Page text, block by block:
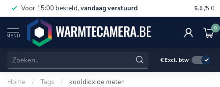
Voor 15:00 besteld, vandaag verstuurd Gratis
5.0 /5.0
MENU
0
€Excl. btw
Home / Tags / kooldioxide meten